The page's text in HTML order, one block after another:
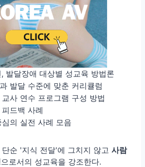
발달장애 대상별 성교육 방법론
발달 수준에 맞춘 커리큘럼
사 연수 프로그램 구성 방법
드백 사례
의 실전 사례 모음
순 '지식 전달'에 그치지 않고 사람
으로서의 성교육을 강조한다.